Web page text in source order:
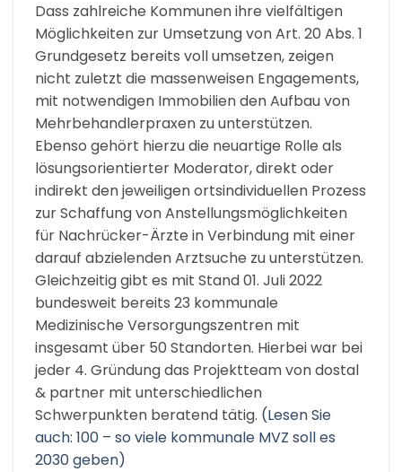
Dass zahlreiche Kommunen ihre vielfältigen
Möglichkeiten zur Umsetzung von Art. 20 Abs. 1
Grundgesetz bereits voll umsetzen, zeigen
nicht zuletzt die massenweisen Engagements,
mit notwendigen Immobilien den Aufbau von
Mehrbehandlerpraxen zu unterstützen.
Ebenso gehört hierzu die neuartige Rolle als
lösungsorientierter Moderator, direkt oder
indirekt den jeweiligen ortsindividuellen Prozess
zur Schaffung von Anstellungsmöglichkeiten
für Nachrücker-Ärzte in Verbindung mit einer
darauf abzielenden Arztsuche zu unterstützen.
Gleichzeitig gibt es mit Stand 01. Juli 2022
bundesweit bereits 23 kommunale
Medizinische Versorgungszentren mit
insgesamt über 50 Standorten. Hierbei war bei
jeder 4. Gründung das Projektteam von dostal
& partner mit unterschiedlichen
Schwerpunkten beratend tätig. (Lesen Sie
auch: 100 – so viele kommunale MVZ soll es
2030 geben)